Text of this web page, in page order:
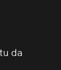
da